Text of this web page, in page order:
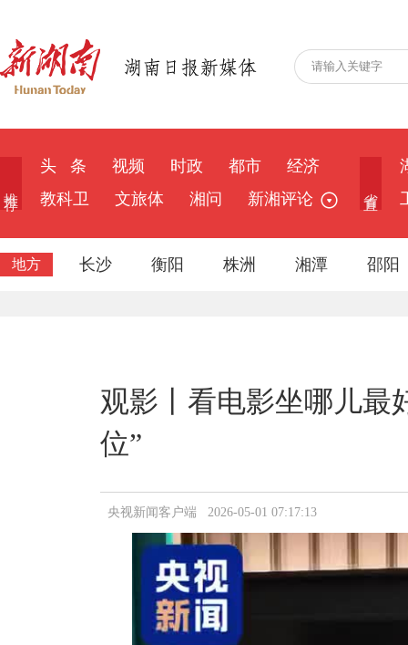
头 条 视频 时政 都市
经济
教科卫
文旅体 湘问 新湘评论
地方 长沙 衡阳 株洲 湘潭 邵阳
观影丨看电影坐哪儿最
位”
央视新闻客户端 2026-05-01 07:17:13